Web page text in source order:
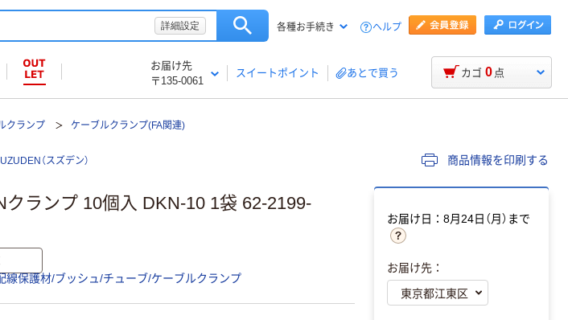
詳細設定 各種お手続き ヘルプ
お届け先
〒135-0061
スイートポイント あとで買う カゴ 0 点
クランプ ケーブルクランプ(FA関連)
（スズデン） 商品情報を印刷する
クランプ 10個入 DKN-10 1袋 62-2199-
線保護材/ブッシュ/チューブ/ケーブルクランプ
お届け日：8月24日（月）まで
お届け先：